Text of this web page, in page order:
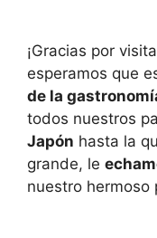
¡Gracias por
esperamos que
de la
todos nuestros
Japón hasta la
grande, le
nuestro hermoso